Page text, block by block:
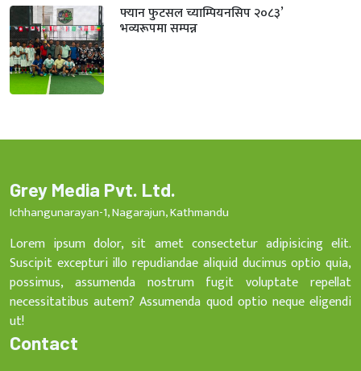
फ्यान फुटसल च्याम्पियनसिप २०८३’
भव्यरूपमा सम्पन्न
Grey Media Pvt. Ltd.
Ichhangunarayan-1, Nagarajun, Kathmandu
Lorem ipsum dolor, sit amet consectetur adipisicing elit.
Suscipit excepturi illo repudiandae aliquid ducimus optio quia,
possimus, assumenda nostrum fugit voluptate repellat
necessitatibus autem? Assumenda quod optio neque eligendi
ut!
Contact